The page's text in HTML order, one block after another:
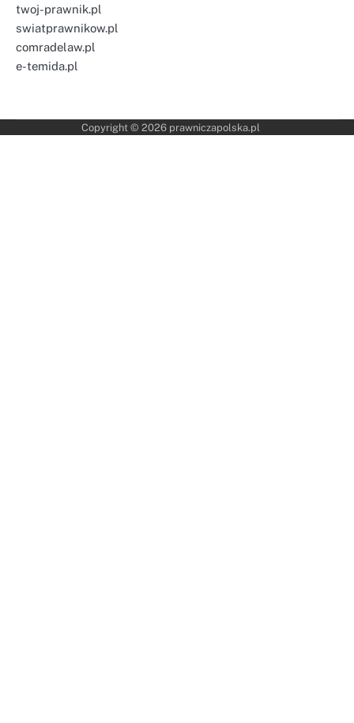
twoj-prawnik.pl
swiatprawnikow.pl
comradelaw.pl
e-temida.pl
Copyright © 2026 prawniczapolska.pl